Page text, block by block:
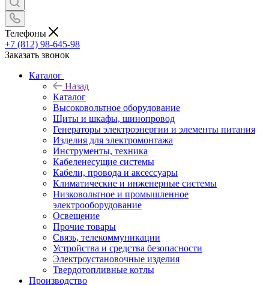
Телефоны
+7 (812) 98-645-98
Заказать звонок
Каталог
Назад
Каталог
Высоковольтное оборудование
Щиты и шкафы, шинопровод
Генераторы электроэнергии и элементы питания
Изделия для электромонтажа
Инструменты, техника
Кабеленесущие системы
Кабели, провода и аксессуары
Климатические и инженерные системы
Низковольтное и промышленное
электрооборудование
Освещение
Прочие товары
Связь, телекоммуникации
Устройства и средства безопасности
Электроустановочные изделия
Твердотопливные котлы
Производство